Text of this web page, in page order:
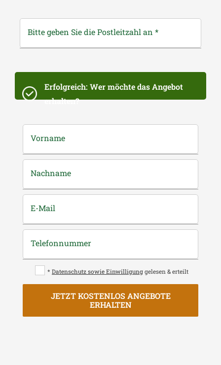
Bitte geben Sie die Postleitzahl an *
Erfolgreich: Wer möchte das Angebot
erhalten?
Vorname
Nachname
E-Mail
Telefonnummer
* Datenschutz sowie Einwilligung gelesen & erteilt
JETZT KOSTENLOS ANGEBOTE
ERHALTEN